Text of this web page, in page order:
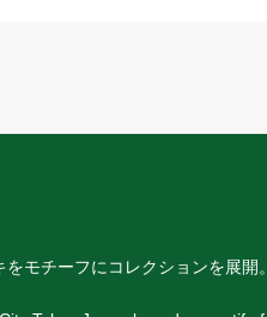
モチーフにコレクションを展開。